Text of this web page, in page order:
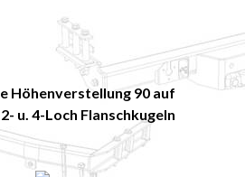
Höhenverstellung 90 auf
u. 4-Loch Flanschkugeln